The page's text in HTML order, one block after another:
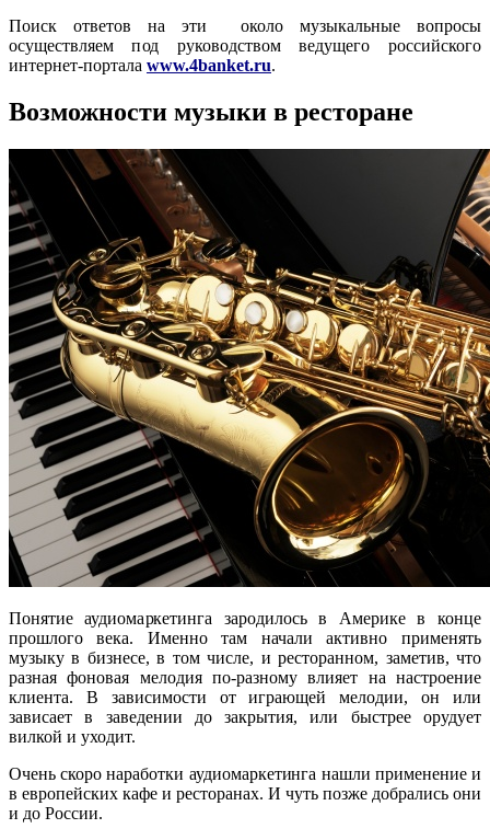
Поиск ответов на эти около музыкальные вопросы
осуществляем под руководством ведущего российского
интернет-портала www.4banket.ru.
Возможности музыки в ресторане
Понятие аудиомаркетинга зародилось в Америке в конце
прошлого века. Именно там начали активно применять
музыку в бизнесе, в том числе, и ресторанном, заметив, что
разная фоновая мелодия по-разному влияет на настроение
клиента. В зависимости от играющей мелодии, он или
зависает в заведении до закрытия, или быстрее орудует
вилкой и уходит.
Очень скоро наработки аудиомаркетинга нашли применение и
в европейских кафе и ресторанах. И чуть позже добрались они
и до России.